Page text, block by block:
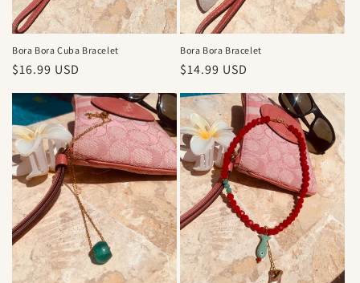
Bora Bora Cuba Bracelet
Precio
habitual
$16.99 USD
Bora Bora Bracelet
Precio
habitual
$14.99 USD